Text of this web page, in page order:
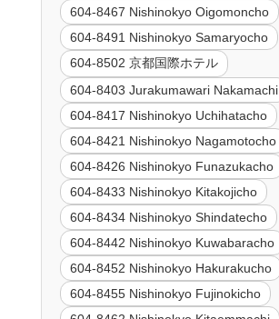
604-8467 Nishinokyo Oigomoncho
604-8491 Nishinokyo Samaryocho
604-8502 京都国際ホテル
604-8403 Jurakumawari Nakamachi
604-8417 Nishinokyo Uchihatacho
604-8421 Nishinokyo Nagamotocho
604-8426 Nishinokyo Funazukacho
604-8433 Nishinokyo Kitakojicho
604-8434 Nishinokyo Shindatecho
604-8442 Nishinokyo Kuwabaracho
604-8452 Nishinokyo Hakurakucho
604-8455 Nishinokyo Fujinokicho